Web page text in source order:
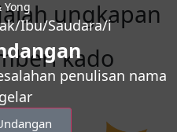
ungkapan
kado
Yong
Ibu/Saudara/i
penulisan nama